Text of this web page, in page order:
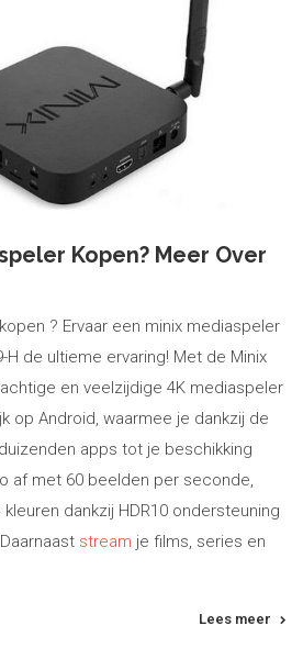
Kopen? Meer Over
? Ervaar een minix mediaspeler
H de ultieme ervaring! Met de Minix
en veelzijdige 4K mediaspeler
op Android, waarmee je dankzij de
apps tot je beschikking
af met 60 beelden per seconde,
dankzij HDR10 ondersteuning
stream je films, series en
Lees meer